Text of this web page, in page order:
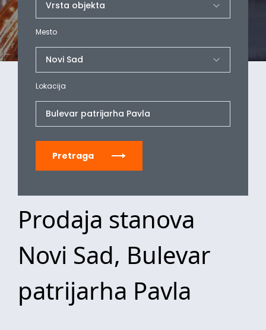
Mesto
Lokacija
Bulevar patrijarha Pavla
Pretraga
Prodaja stanova
Novi Sad, Bulevar
patrijarha Pavla